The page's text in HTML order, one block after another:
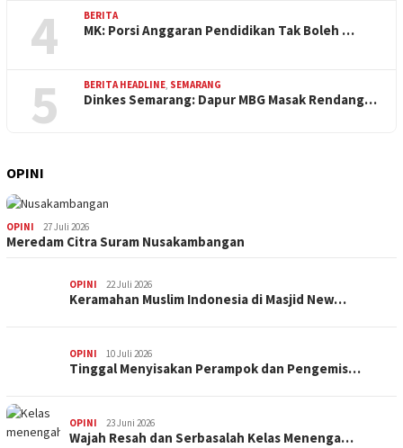
4 BERITA
MK: Porsi Anggaran Pendidikan Tak Boleh …
5 BERITA HEADLINE, SEMARANG
Dinkes Semarang: Dapur MBG Masak Rendang…
OPINI
OPINI 27 Juli 2026
Meredam Citra Suram Nusakambangan
OPINI 22 Juli 2026
Keramahan Muslim Indonesia di Masjid New…
OPINI 10 Juli 2026
Tinggal Menyisakan Perampok dan Pengemis…
OPINI 23 Juni 2026
Wajah Resah dan Serbasalah Kelas Menenga…